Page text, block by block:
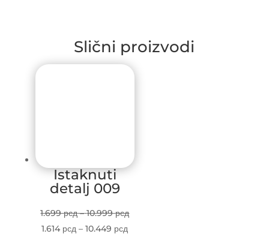
Slični proizvodi
Istaknuti
detalj 009
1.699рсд – 10.999рсдPrice
1.614 рсд – 10.449 рсд